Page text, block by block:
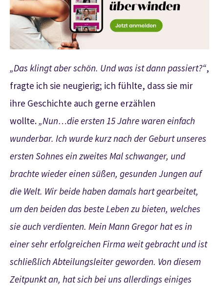
„Das klingt aber schön. Und was ist dann passiert?“,
fragte ich sie neugierig; ich fühlte, dass sie mir
ihre Geschichte auch gerne erzählen
wollte.„Nun…die ersten 15 Jahre waren einfach
wunderbar. Ich wurde kurz nach der Geburt unseres
ersten Sohnes ein zweites Mal schwanger, und
brachte wieder einen süßen, gesunden Jungen auf
die Welt. Wir beide haben damals hart gearbeitet,
um den beiden das beste Leben zu bieten, welches
sie auch verdienten. Mein Mann Gregor hat es in
einer sehr erfolgreichen Firma weit gebracht und ist
schließlich Abteilungsleiter geworden. Von diesem
Zeitpunkt an, hat sich bei uns allerdings einiges